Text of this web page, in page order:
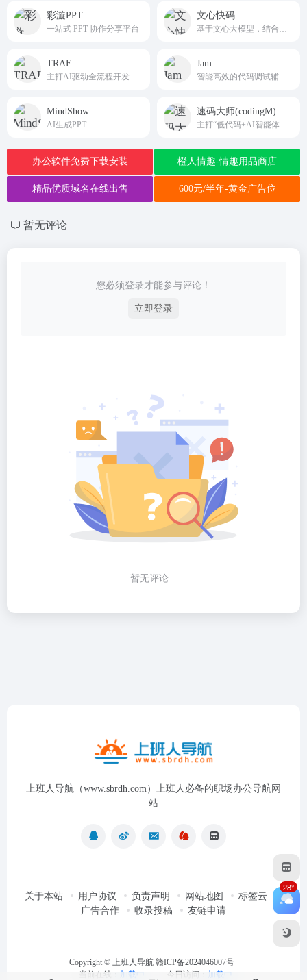
彩漩PPT
一站式 PPT 协作分享平台
文心快码
TRAE Jam
MindShow
AI生成PPT
速码大师(codingM)
办公软件免费下载安装 橙人情趣-情趣用品商店
精品优质域名在线出售 600元/半年-黄金广告位
暂无评论
您必须登录才能参与评论！
立即登录
暂无评论...
上班人导航（www.sbrdh.com）上班人必备的职场办公导航网
站
关于本站 用户协议 负责声明 网站地图
标签云
广告合作
收录投稿 友链申请
Copyright © 上班人导航 赣ICP备2024046007号
当前在线： 加载中... 今日访问： 加载中...
28°